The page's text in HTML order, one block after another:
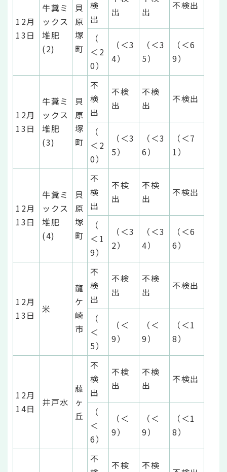
12月
13日
牛糞ミ
ックス
堆肥
(2)
貝
原
塚
町
検
出
出
出
不検出
（
＜2
0）
（＜3
4）
（＜3
5）
（＜6
9）
12月
13日
牛糞ミ
ックス
堆肥
(3)
貝
原
塚
町
不
検
出
不検
出
不検
出
不検出
（
＜2
0）
（＜3
5）
（＜3
6）
（＜7
1）
12月
13日
牛糞ミ
ックス
堆肥
(4)
貝
原
塚
町
不
検
出
不検
出
不検
出
不検出
（
＜1
9）
（＜3
2）
（＜3
4）
（＜6
6）
12月
13日
米
龍
ケ
崎
市
不
検
出
不検
出
不検
出
不検出
（
＜
5）
（＜
9）
（＜
9）
（＜1
8）
12月
14日
井戸水
藤
ヶ
丘
不
検
出
不検
出
不検
出
不検出
（
＜
6）
（＜
9）
（＜
9）
（＜1
8）
不
不検 不検